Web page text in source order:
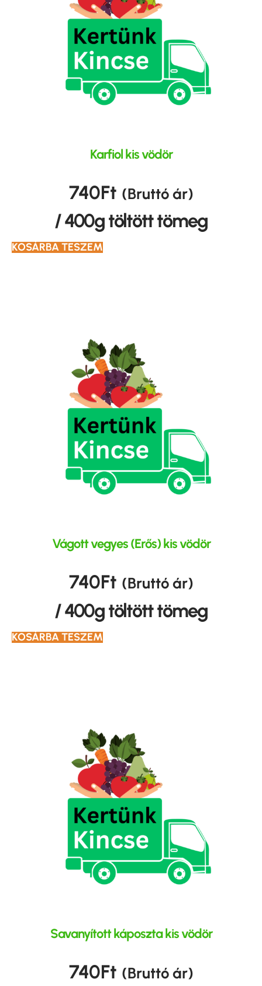
Karfiol kis vödör
740Ft (Bruttó ár)
/ 400g töltött tömeg
KOSÁRBA TESZEM
Vágott vegyes (Erős) kis vödör
740Ft (Bruttó ár)
/ 400g töltött tömeg
KOSÁRBA TESZEM
Savanyított káposzta kis vödör
740Ft (Bruttó ár)